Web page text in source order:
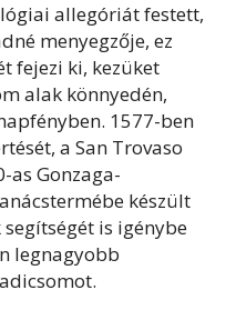
allegóriát festett,
menyegzője, ez
fejezi ki, kezüket
alak könnyedén,
1577-ben
a San Trovaso
as Gonzaga-
készült
is igénybe
legnagyobb